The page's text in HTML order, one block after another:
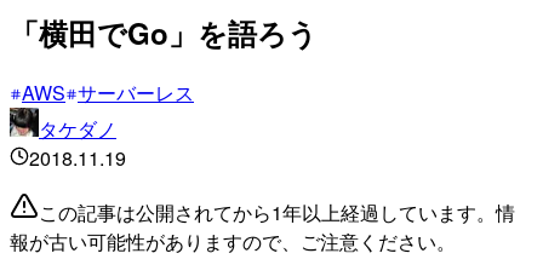
「横田でGo」を語ろう
AWS サーバーレス
タケダノ
2018.11.19
この記事は公開されてから1年以上経過しています。情
報が古い可能性がありますので、ご注意ください。